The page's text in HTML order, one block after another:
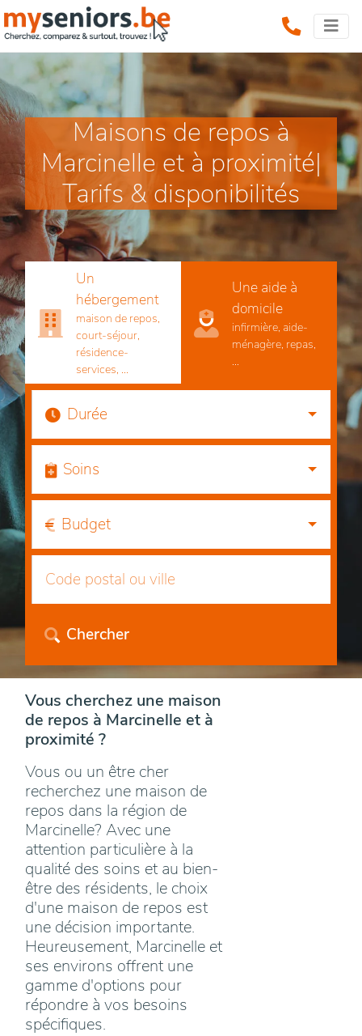
Maisons de repos à
Marcinelle et à proximité|
Tarifs & disponibilités
Un
hébergement
maison de repos,
court-séjour,
résidence-
services, ...
Une aide à
domicile
infirmière, aide-
ménagère, repas,
...
Durée
Soins
Budget
Chercher
Vous cherchez une maison
de repos à Marcinelle et à
proximité ?
Vous ou un être cher
recherchez une maison de
repos dans la région de
Marcinelle? Avec une
attention particulière à la
qualité des soins et au bien-
être des résidents, le choix
d'une maison de repos est
une décision importante.
Heureusement, Marcinelle et
ses environs offrent une
gamme d'options pour
répondre à vos besoins
spécifiques.